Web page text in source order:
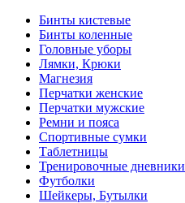
Бинты кистевые
Бинты коленные
Головные уборы
Лямки, Крюки
Магнезия
Перчатки женские
Перчатки мужские
Ремни и пояса
Спортивные сумки
Таблетницы
Тренировочные дневники
Футболки
Шейкеры, Бутылки